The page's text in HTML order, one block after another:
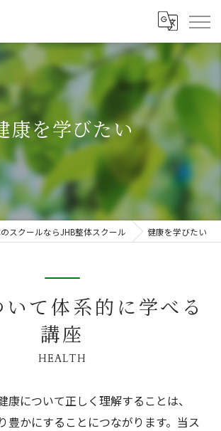
康を学びたい
スクールならJHB整体スクール 健康を学びたい
て体系的に学べる
講座
HEALTH
康について正しく理解することは、
豊かにすることにつながります。当ス